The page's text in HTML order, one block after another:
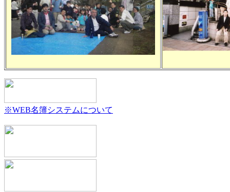
※WEB名簿システムについて